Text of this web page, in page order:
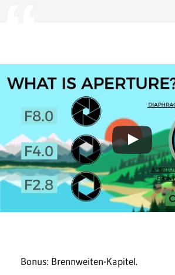
Bonus: Brennweiten-Kapitel.